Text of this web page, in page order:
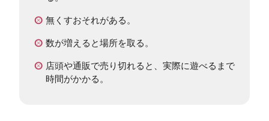
無くすおそれがある。
数が増えると場所を取る。
店頭や通販で売り切れると、実際に遊べるまで
時間がかかる。